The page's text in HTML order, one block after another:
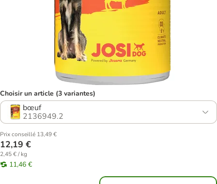
Choisir un article (3 variantes)
bœuf
2136949.2
Prix conseillé 13,49 €
12,19 €
2,45 € / kg
11,46 €